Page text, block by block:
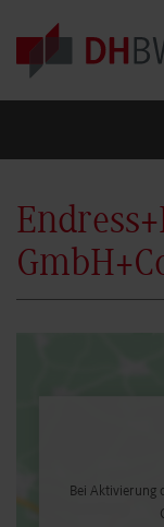
Skip to main content
Bei Aktivierung